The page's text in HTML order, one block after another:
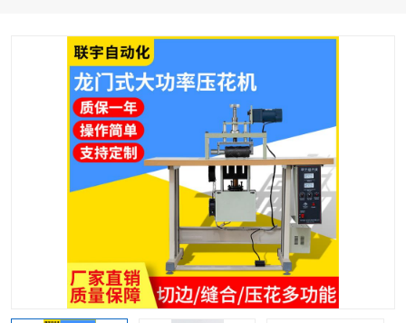
高频压花压标机
泡壳包装封口机 海绵产品成型机
其他超声波系列